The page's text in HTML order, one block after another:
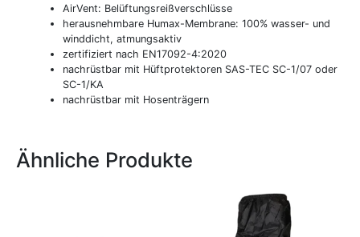
AirVent: Belüftungsreißverschlüsse
herausnehmbare Humax-Membrane: 100% wasser- und
winddicht, atmungsaktiv
zertifiziert nach EN17092-4:2020
nachrüstbar mit Hüftprotektoren SAS-TEC SC-1/07 oder
SC-1/KA
nachrüstbar mit Hosenträgern
Ähnliche Produkte